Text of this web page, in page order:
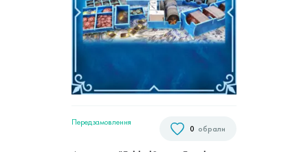
обрали
0
Передзамовлення